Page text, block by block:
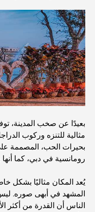
المقاهي في نخلة
الحياة في الجزيرة
أفضل وجبات الإفطار في
كيفية الحصول على
دبي
منازل متوافقة مع
والانسجام
أفضل شركات تنسيق
الخارجية
بعيدًا عن صخب المدينة،
مثالية للتنزه وركوب
بحيرات الحب، المصممة
رومانسية في دبي، كما
يُعد المكان مثاليًا
المشهد في أبهى صوره.
الناس أن القدرة من أكثر